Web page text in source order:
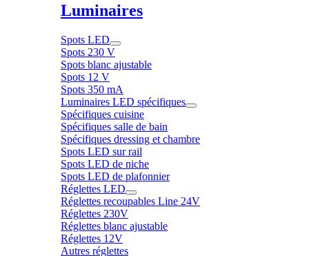
Luminaires
Spots LED
Spots 230 V
Spots blanc ajustable
Spots 12 V
Spots 350 mA
Luminaires LED spécifiques
Spécifiques cuisine
Spécifiques salle de bain
Spécifiques dressing et chambre
Spots LED sur rail
Spots LED de niche
Spots LED de plafonnier
Réglettes LED
Réglettes recoupables Line 24V
Réglettes 230V
Réglettes blanc ajustable
Réglettes 12V
Autres réglettes